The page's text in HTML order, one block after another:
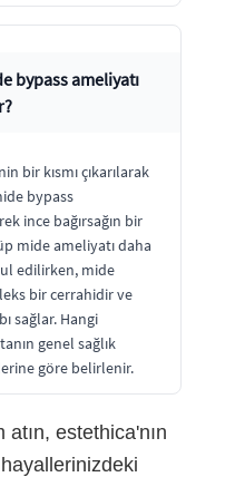
bypass ameliyatı
bir kısmı çıkarılarak
bypass
ince bağırsağın bir
mide ameliyatı daha
edilirken, mide
bir cerrahidir ve
sağlar. Hangi
genel sağlık
göre belirlenir.
atın, estethica'nın